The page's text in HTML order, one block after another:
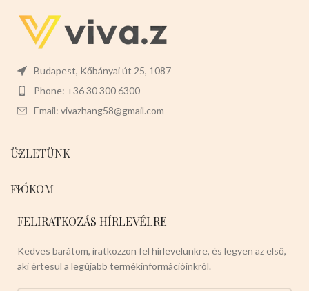
Budapest, Kőbányai út 25, 1087
Phone: +36 30 300 6300
Email: vivazhang58@gmail.com
ÜZLETÜNK
FIÓKOM
FELIRATKOZÁS HÍRLEVÉLRE
Kedves barátom, iratkozzon fel hírlevelünkre, és legyen az első,
aki értesül a legújabb termékinformációinkról.